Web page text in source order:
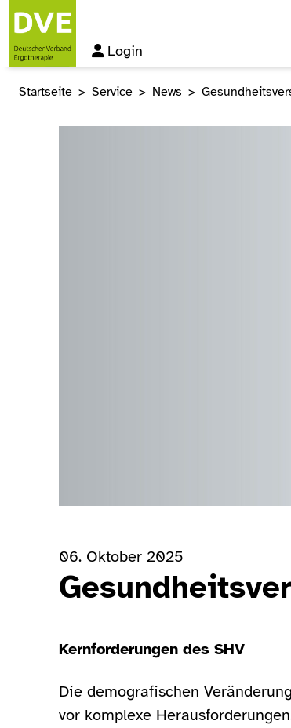
Login
Startseite Service News
06. Oktober 2025
Kernforderungen des SHV
Die demografischen
vor komplexe